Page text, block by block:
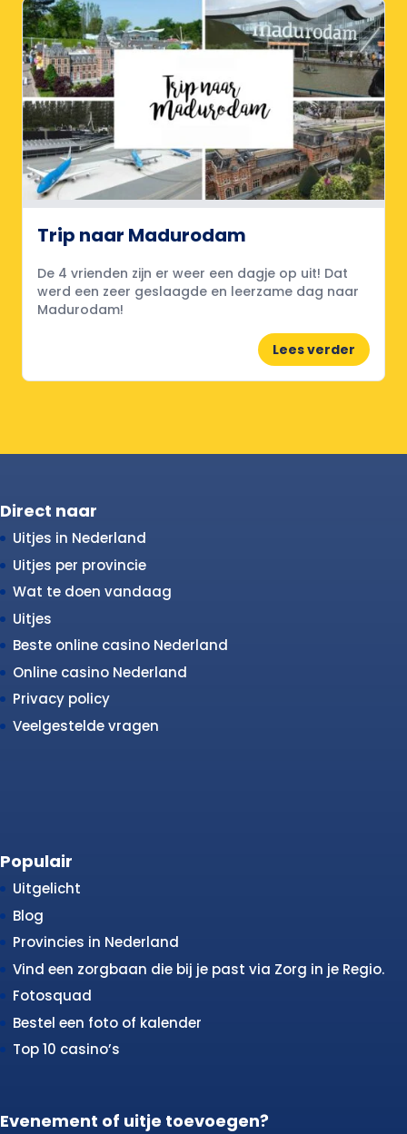
Trip naar Madurodam
De 4 vrienden zijn er weer een dagje op uit! Dat
werd een zeer geslaagde en leerzame dag naar
Madurodam!
Lees verder
Direct naar
Uitjes in Nederland
Uitjes per provincie
Wat te doen vandaag
Uitjes
Beste online casino Nederland
Online casino Nederland
Privacy policy
Veelgestelde vragen
Populair
Uitgelicht
Blog
Provincies in Nederland
Vind een zorgbaan die bij je past via Zorg in je Regio.
Fotosquad
Bestel een foto of kalender
Top 10 casino’s
Evenement of uitje toevoegen?